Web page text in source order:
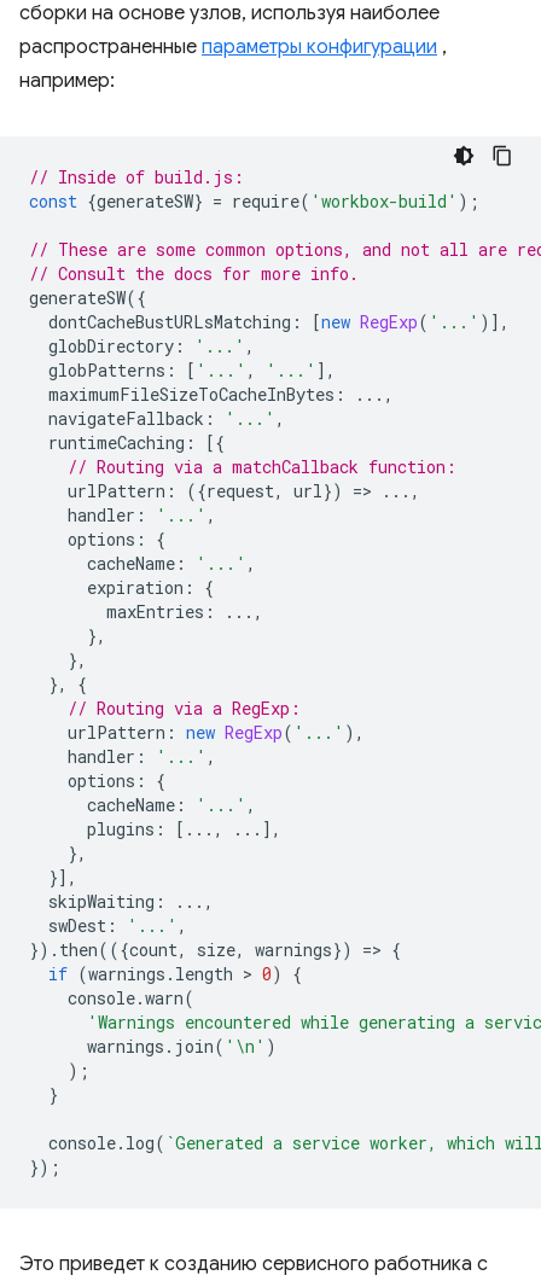
сборки на основе узлов, используя наиболее
распространенные параметры конфигурации ,
например:
// Inside of build.js:
const {generateSW} = require( 'workbox-build' );
// These are some common options, and not all are
// Consult the docs for more info.
generateSW({
dontCacheBustURLsMatching : [new RegExp( '...' )],
globDirectory : '...' ,
globPatterns : [ '...' , '...' ],
maximumFileSizeToCacheInBytes :
...,
navigateFallback : '...' ,
runtimeCaching :
[{
// Routing via a matchCallback function:
urlPattern : ({request, url}) =>
...,
handler : '...' ,
options :
{
cacheName : '...' ,
expiration :
{
maxEntries :
...,
},
},
},
{
// Routing via a RegExp:
urlPattern : new RegExp( '...' ),
handler : '...' ,
options :
{
cacheName : '...' ,
plugins : [...,
...],
},
}],
skipWaiting :
...,
swDest : '...' ,
}). then(({count, size, warnings}) => {
if (warnings . length > 0)
{
console.warn(
'Warnings encountered while generating a
warnings . join( '\n' )
);
}
console. log( `Generated a service worker, which
});
Это приведет к созданию сервисного работника с